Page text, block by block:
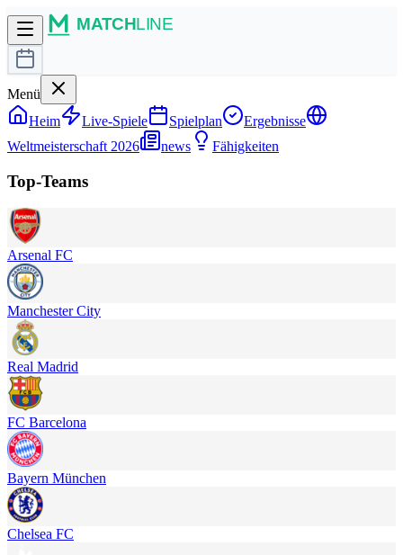
Menü
Heim
Live-Spiele Spielplan
Ergebnisse
Weltmeisterschaft 2026
news Fähigkeiten
Top-Teams
Arsenal FC
Manchester City
Real Madrid
FC Barcelona
Bayern München
Chelsea FC